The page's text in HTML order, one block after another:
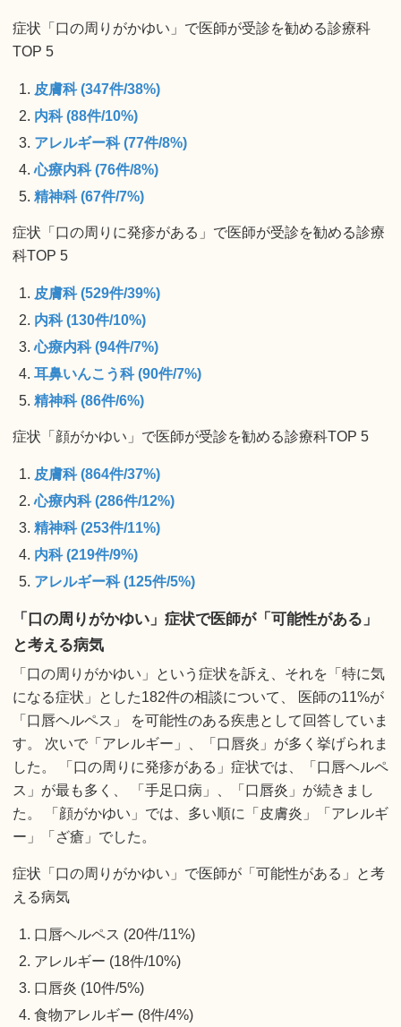
症状「口の周りがかゆい」で医師が受診を勧める診療科
TOP 5
皮膚科 (347件/38%)
内科 (88件/10%)
アレルギー科 (77件/8%)
心療内科 (76件/8%)
精神科 (67件/7%)
症状「口の周りに発疹がある」で医師が受診を勧める診療
科TOP 5
皮膚科 (529件/39%)
内科 (130件/10%)
心療内科 (94件/7%)
耳鼻いんこう科 (90件/7%)
精神科 (86件/6%)
症状「顔がかゆい」で医師が受診を勧める診療科TOP 5
皮膚科 (864件/37%)
心療内科 (286件/12%)
精神科 (253件/11%)
内科 (219件/9%)
アレルギー科 (125件/5%)
「口の周りがかゆい」症状で医師が「可能性がある」
と考える病気
「口の周りがかゆい」という症状を訴え、それを「特に気
になる症状」とした182件の相談について、 医師の11%が
「口唇ヘルペス」 を可能性のある疾患として回答していま
す。 次いで「アレルギー」、「口唇炎」が多く挙げられま
した。 「口の周りに発疹がある」症状では、「口唇ヘルペ
ス」が最も多く、 「手足口病」、「口唇炎」が続きまし
た。 「顔がかゆい」では、多い順に「皮膚炎」「アレルギ
ー」「ざ瘡」でした。
症状「口の周りがかゆい」で医師が「可能性がある」と考
える病気
口唇ヘルペス (20件/11%)
アレルギー (18件/10%)
口唇炎 (10件/5%)
食物アレルギー (8件/4%)